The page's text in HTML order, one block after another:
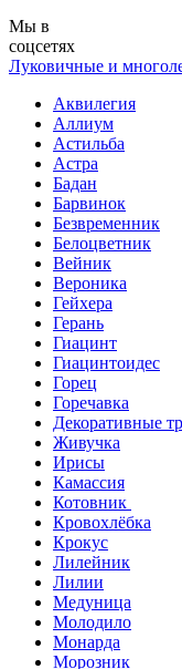
Мы в
соцсетях
Луковичные и
Аквилегия
Аллиум
Астильба
Астра
Бадан
Барвинок
Безвременник
Белоцветник
Вейник
Вероника
Гейхера
Герань
Гиацинт
Гиацинтоидес
Горец
Горечавка
Декоративные
Живучка
Ирисы
Камассия
Котовник
Кровохлёбка
Крокус
Лилейник
Лилии
Медуница
Молодило
Монарда
Морозник